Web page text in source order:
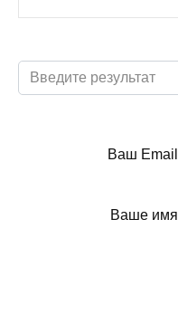
Ваш Email
Ваше имя